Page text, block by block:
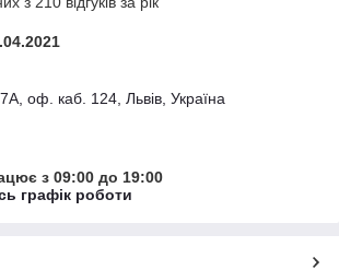
оф. каб. 124, Львів, Україна
з 09:00 до 19:00
графік роботи